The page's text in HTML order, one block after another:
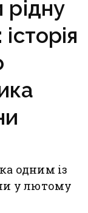
рідну
одним із
у лютому